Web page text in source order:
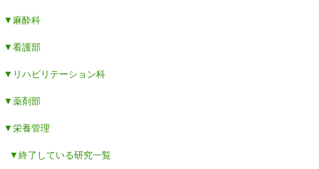
▼麻酔科
▼看護部
▼リハビリテーション科
▼薬剤部
▼栄養管理
▼終了している研究一覧